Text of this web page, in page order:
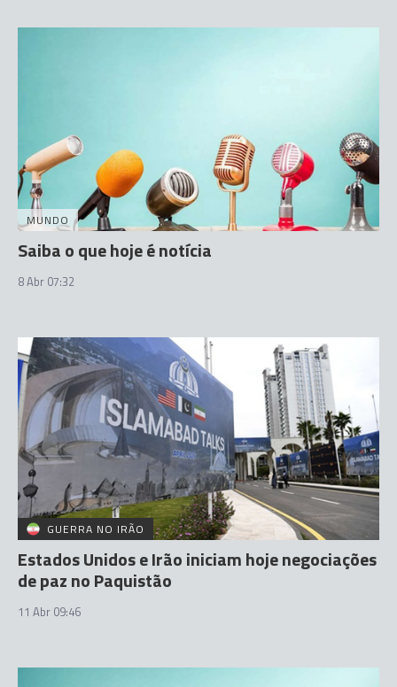
MUNDO
Saiba o que hoje é notícia
8 Abr 07:32
GUERRA NO IRÃO
Estados Unidos e Irão iniciam hoje negociações
de paz no Paquistão
11 Abr 09:46